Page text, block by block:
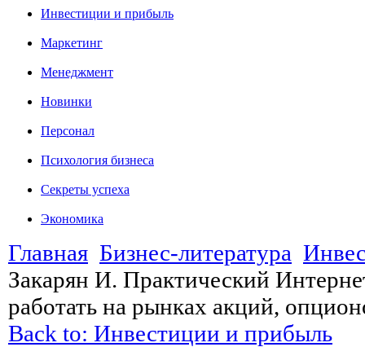
Инвестиции и прибыль
Маркетинг
Менеджмент
Новинки
Персонал
Психология бизнеса
Секреты успеха
Экономика
Главная Бизнес-литература
Закарян И. Практический
работать на рынках акций,
Back to: Инвестиции и прибыль